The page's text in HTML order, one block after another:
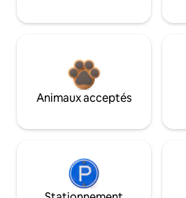
Animaux acceptés